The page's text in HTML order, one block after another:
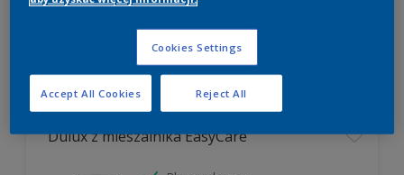
1Produkty znalezione
Filter
Dulux z mieszalnika EasyCare
Cookies Settings
Reject All
Accept All Cookies